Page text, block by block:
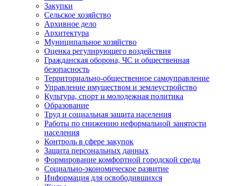
Закупки
Сельское хозяйство
Архивное дело
Архитектура
Муниципальное хозяйство
Оценка регулирующего воздействия
Гражданская оборона, ЧС и общественная
безопасность
Территориально-общественное самоуправление
Управление имуществом и землеустройство
Культура, спорт и молодежная политика
Образование
Труд и социальная защита населения
Работы по снижению неформальной занятости
населения
Контроль в сфере закупок
Защита персональных данных
Формирование комфортной городской среды
Социально-экономическое развитие
Информация для освободившихся